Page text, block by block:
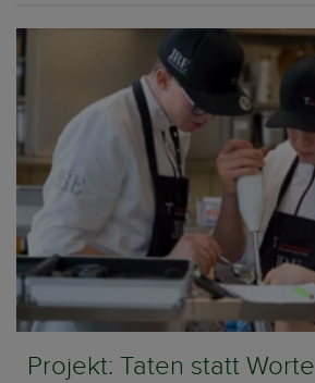
Projekt: Taten statt Worte